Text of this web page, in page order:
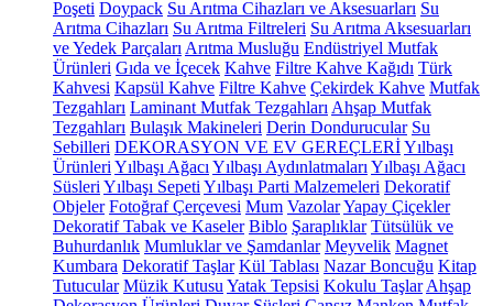
Poşeti Doypack Su Arıtma Cihazları ve Aksesuarları Su
Arıtma Cihazları Su Arıtma Filtreleri Su Arıtma Aksesuarları
ve Yedek Parçaları Arıtma Musluğu Endüstriyel Mutfak
Ürünleri Gıda ve İçecek Kahve Filtre Kahve Kağıdı Türk
Kahvesi Kapsül Kahve Filtre Kahve Çekirdek Kahve Mutfak
Tezgahları Laminant Mutfak Tezgahları Ahşap Mutfak
Tezgahları Bulaşık Makineleri Derin Dondurucular Su
Sebilleri DEKORASYON VE EV GEREÇLERİYılbaşı
Ürünleri Yılbaşı Ağacı Yılbaşı Aydınlatmaları Yılbaşı Ağacı
Süsleri Yılbaşı Sepeti Yılbaşı Parti Malzemeleri Dekoratif
Objeler Fotoğraf Çerçevesi Mum VazolarYapay Çiçekler
Dekoratif Tabak ve Kaseler Biblo Şaraplıklar Tütsülük ve
Buhurdanlık Mumluklar ve Şamdanlar Meyvelik Magnet
Kumbara Dekoratif Taşlar Kül Tablası Nazar Boncuğu Kitap
Tutucular Müzik Kutusu Yatak Tepsisi Kokulu Taşlar Ahşap